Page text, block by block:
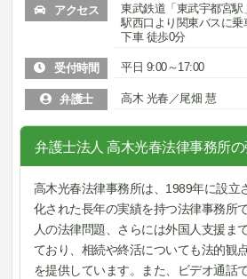
アクセス
東武鉄道「東武宇都宮
駅西口より関東バスに乗
下車 徒歩0分
受付時間 平日 9:00～17:00
弁護士 高木 光春／尾畑 慧
弁護士法人 高木光春法律事務所
高木光春法律事務所は、1989年に設立
化された長年の実績を持つ法律事務所
人の法律問題、さらには外国人支援ま
ており、相続や終活についても法的観
を提供しています。また、ビデオ通話